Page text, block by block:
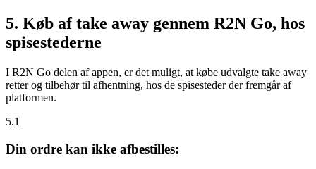
5. Køb af take away gennem R2N Go, hos
spisestederne
I R2N Go delen af appen, er det muligt, at købe udvalgte take away
retter og tilbehør til afhentning, hos de spisesteder der fremgår af
platformen.
5.1
Din ordre kan ikke afbestilles: